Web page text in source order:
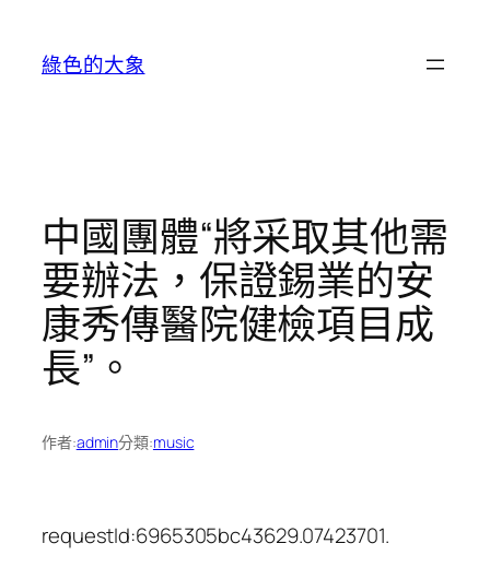
綠色的大象
中國團體“將采取其他需
要辦法，保證錫業的安
康秀傳醫院健檢項目成
長”。
作者:admin分類:music
requestId:6965305bc43629.07423701.